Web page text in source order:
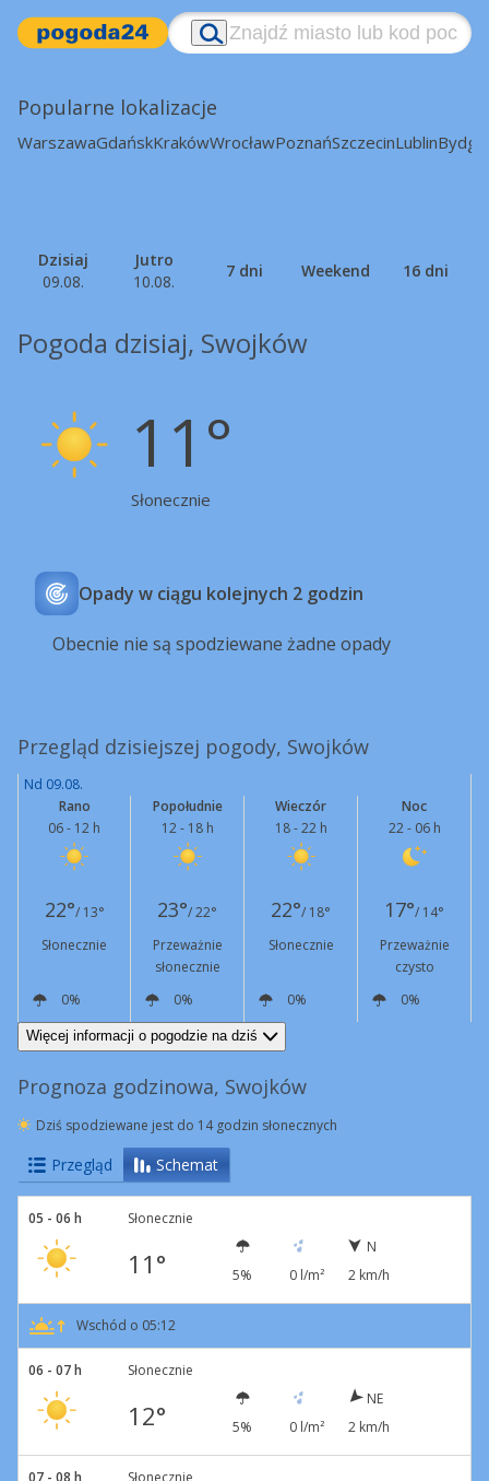
Popularne lokalizacje
WarszawaGdańskKrakówWrocławPoznańSzczecinLublin
Dzisiaj
09.08.
Jutro
10.08.
7 dni Weekend 16 dni
Pogoda dzisiaj, Swojków
11°
Słonecznie
Opady w ciągu kolejnych 2 godzin
Obecnie nie są spodziewane żadne opady
Przegląd dzisiejszej pogody, Swojków
Nd 09.08.
Rano
06 - 12 h
Popołudnie
12 - 18 h
Wieczór
18 - 22 h
Noc
22 - 06 h
22°/ 13° 23°/ 22° 22°/ 18° 17°/ 14°
Słonecznie
Przeważnie
słonecznie
Słonecznie
Przeważnie
czysto
0%
0% 0%
0%
E
6 km/h SE
8 km/h
Więcej informacji o pogodzie na dziś
Prognoza godzinowa, Swojków
Dziś spodziewane jest do 14 godzin słonecznych
Przegląd Schemat
05 - 06 h Słonecznie
11° 5% 0 l/m²
N
2 km/h
Wschód o 05:12
06 - 07 h Słonecznie
12° 5% 0 l/m²
NE
2 km/h
07 - 08 h Słonecznie